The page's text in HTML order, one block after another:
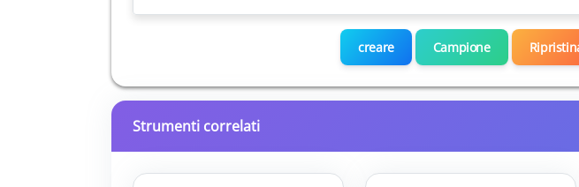
creare Campione
Strumenti correlati